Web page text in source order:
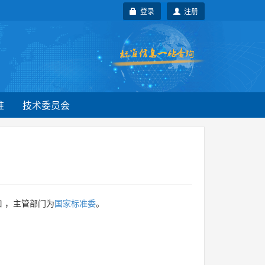
注册
登录
技术委员会
，主管部门为国家标准委。